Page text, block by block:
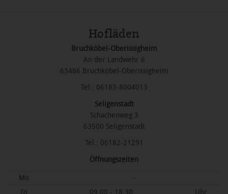
Hofläden
Bruchköbel-Oberissigheim
An der Landwehr 6
63486 Bruchköbel-Oberissigheim
Tel.: 06183-8004013
Seligenstadt
Schachenweg 3
63500 Seligenstadt
Tel.: 06182-21291
Öffnungszeiten
Mo
-
Di
09.00 - 18.30
Uhr